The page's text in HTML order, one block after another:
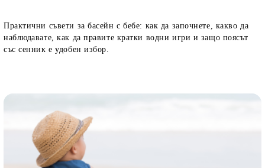
Практични съвети за басейн с бебе: как да започнете, какво да
наблюдавате, как да правите кратки водни игри и защо поясът
със сенник е удобен избор.